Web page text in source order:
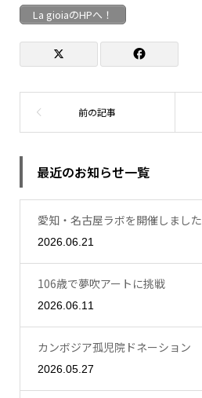
La gioiaのHPへ！
最近のお知らせ一覧
愛知・名古屋ラボを開催しました
2026.06.21
106歳で夢吹アートに挑戦
2026.06.11
カンボジア孤児院ドネーション
2026.05.27